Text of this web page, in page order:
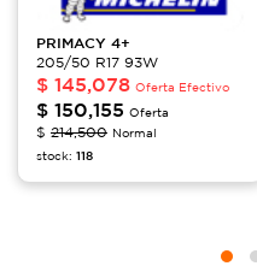
PRIMACY 4+
205/50 R17 93W
$ 145,078 Oferta Efectivo
$ 150,155 Oferta
$ 214,500 Normal
stock: 118